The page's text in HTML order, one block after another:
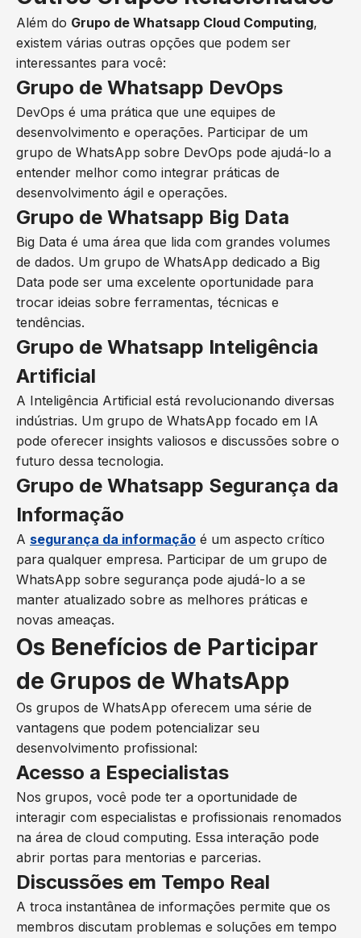
Além do Grupo de Whatsapp Cloud Computing,
existem várias outras opções que podem ser
interessantes para você:
Grupo de Whatsapp DevOps
DevOps é uma prática que une equipes de
desenvolvimento e operações. Participar de um
grupo de WhatsApp sobre DevOps pode ajudá-lo a
entender melhor como integrar práticas de
desenvolvimento ágil e operações.
Grupo de Whatsapp Big Data
Big Data é uma área que lida com grandes volumes
de dados. Um grupo de WhatsApp dedicado a Big
Data pode ser uma excelente oportunidade para
trocar ideias sobre ferramentas, técnicas e
tendências.
Grupo de Whatsapp Inteligência
Artificial
A Inteligência Artificial está revolucionando diversas
indústrias. Um grupo de WhatsApp focado em IA
pode oferecer insights valiosos e discussões sobre o
futuro dessa tecnologia.
Grupo de Whatsapp Segurança da
Informação
A segurança da informação é um aspecto crítico
para qualquer empresa. Participar de um grupo de
WhatsApp sobre segurança pode ajudá-lo a se
manter atualizado sobre as melhores práticas e
novas ameaças.
Os Benefícios de Participar
de Grupos de WhatsApp
Os grupos de WhatsApp oferecem uma série de
vantagens que podem potencializar seu
desenvolvimento profissional:
Acesso a Especialistas
Nos grupos, você pode ter a oportunidade de
interagir com especialistas e profissionais renomados
na área de cloud computing. Essa interação pode
abrir portas para mentorias e parcerias.
Discussões em Tempo Real
A troca instantânea de informações permite que os
membros discutam problemas e soluções em tempo